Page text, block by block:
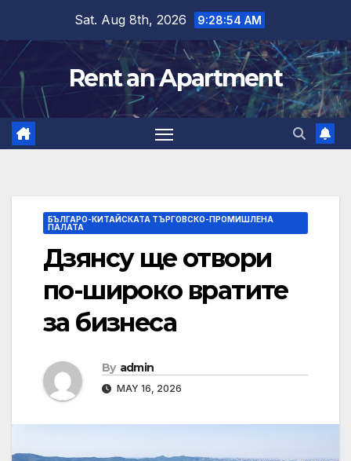
content
Sat. Aug 8th, 2026 9:28:55 AM
Rent an Apartment
БЪЛГАРО-КИТАЙСКАТА ТЪРГОВСКО-ПРОМИШЛЕНА
ПАЛАТА
Дзянсу ще отвори
по-широко вратите
за бизнеса
By admin
MAY 16, 2026